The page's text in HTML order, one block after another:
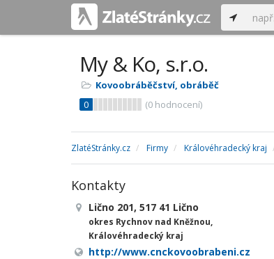
My & Ko, s.r.o.
Kovoobráběčství, obráběč
0
(0 hodnocení)
ZlatéStránky.cz Firmy Královéhradecký kraj
Kontakty
Lično 201, 517 41 Lično
okres Rychnov nad Kněžnou,
Královéhradecký kraj
http://www.cnckovoobrabeni.cz